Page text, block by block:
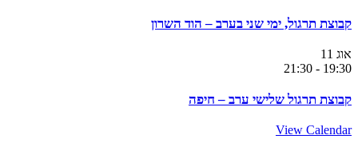
קבוצת תרגול, ימי שני בערב – הוד השרון
אוג 11
19:30
-
21:30
קבוצת תרגול שלישי ערב – חיפה
View Calendar